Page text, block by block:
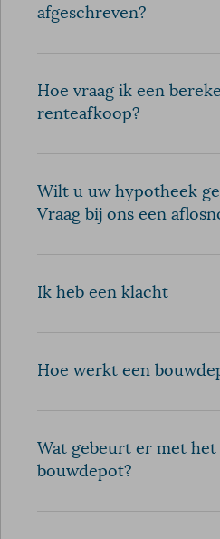
afgeschreven?
Hoe vraag ik een
renteafkoop?
Wilt u uw hypotheek
Vraag bij ons een
Ik heb een klacht
Hoe werkt een
Wat gebeurt er met
bouwdepot?